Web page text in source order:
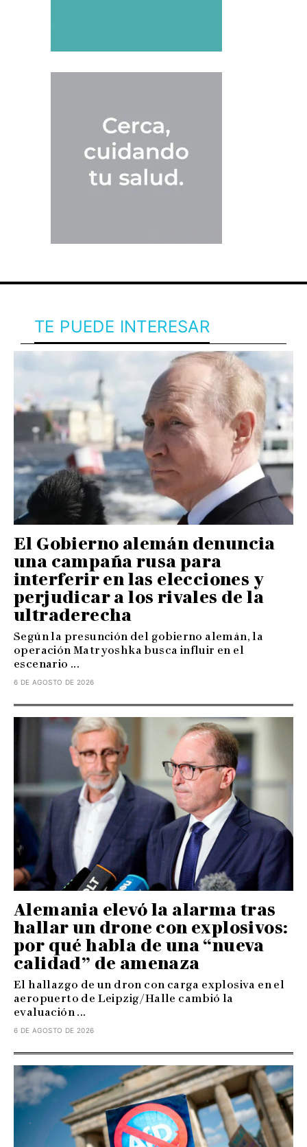
TE PUEDE INTERESAR
El Gobierno alemán denuncia
una campaña rusa para
interferir en las elecciones y
perjudicar a los rivales de la
ultraderecha
Según la presunción del gobierno alemán, la
operación Matryoshka busca influir en el
escenario ...
6 DE AGOSTO DE 2026
Alemania elevó la alarma tras
hallar un drone con explosivos:
por qué habla de una “nueva
calidad” de amenaza
El hallazgo de un dron con carga explosiva en el
aeropuerto de Leipzig/Halle cambió la
evaluación ...
6 DE AGOSTO DE 2026